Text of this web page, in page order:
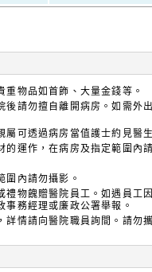
重物品如首飾、大量金錢等。
後請勿擅自離開病房。如需外
屬可透過病房當值護士約見醫生
的運作，在病房及指定範圍內
圍內請勿攝影。
禮物餽贈醫院員工。如遇員工
事務經理或廉政公署舉報。
詳情請向醫院職員詢間。請勿